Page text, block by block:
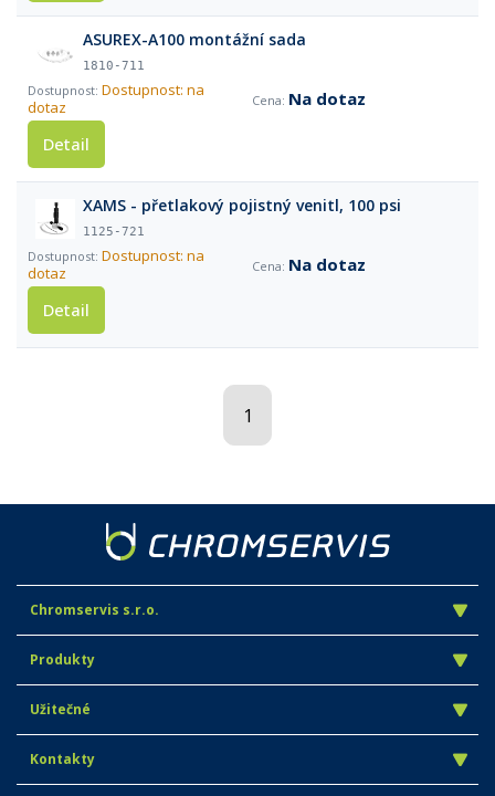
ASUREX-A100 montážní sada
1810-711
Dostupnost: na
dotaz
Na dotaz
Detail
XAMS - přetlakový pojistný venitl, 100 psi
1125-721
Dostupnost: na
dotaz
Na dotaz
Detail
1
Chromservis s.r.o.
Produkty
Užitečné
Kontakty